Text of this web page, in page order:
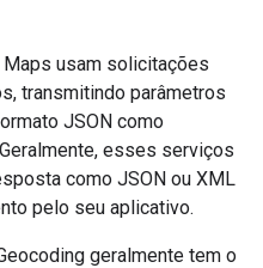
usam solicitações
transmitindo parâmetros
JSON como
esses serviços
como JSON ou XML
pelo seu aplicativo.
geralmente tem o